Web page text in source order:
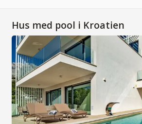
Hus med pool i Kroatien